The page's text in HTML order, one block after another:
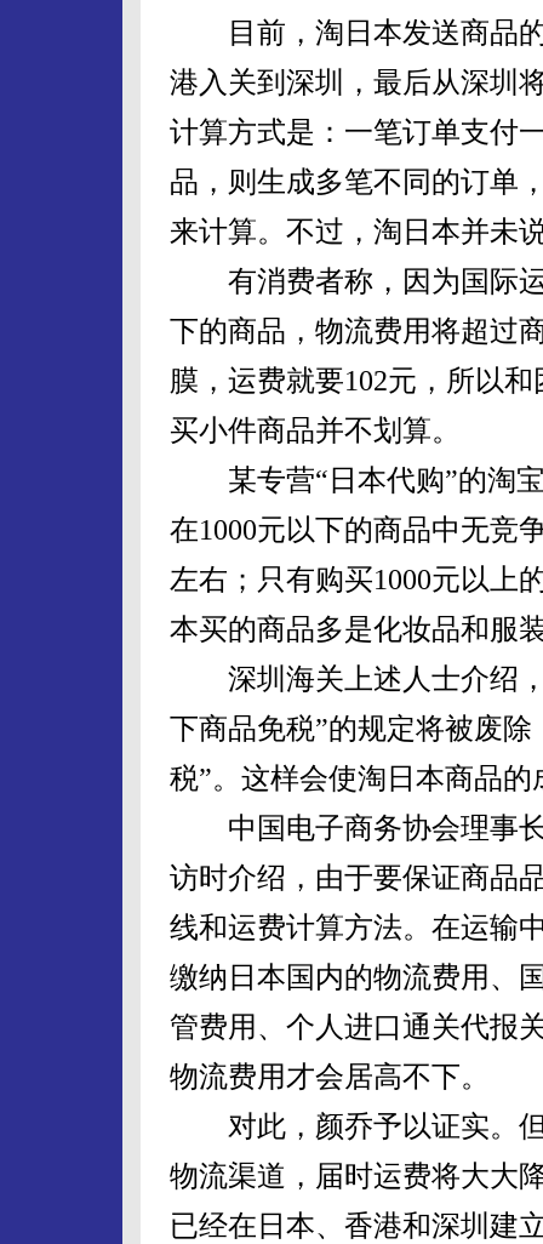
目前，淘日本发送商品的
港入关到深圳，最后从深圳
计算方式是：一笔订单支付
品，则生成多笔不同的订单
来计算。不过，淘日本并未
有消费者称，因为国际运
下的商品，物流费用将超过
膜，运费就要102元，所以
买小件商品并不划算。
某专营“日本代购”的淘宝
在1000元以下的商品中无竞
左右；只有购买1000元以上
本买的商品多是化妆品和服
深圳海关上述人士介绍，
下商品免税”的规定将被废
税”。这样会使淘日本商品
中国电子商务协会理事长
访时介绍，由于要保证商品
线和运费计算方法。在运输
缴纳日本国内的物流费用、
管费用、个人进口通关代报
物流费用才会居高不下。
对此，颜乔予以证实。但
物流渠道，届时运费将大大
已经在日本、香港和深圳建